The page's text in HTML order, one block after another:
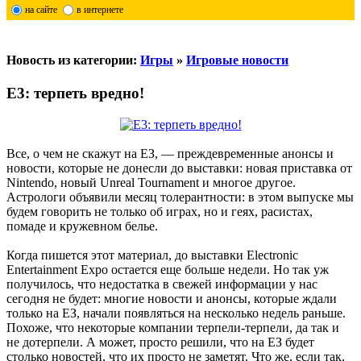
на сайте в интернете
Новость из категории: Игры » Игровые новости
E3: терпеть вредно!
Все, о чем не скажут на ЕЗ, — преждевременные анонсы и
новости, которые не донесли до выставки: новая приставка от
Nintendo, новый Unreal Tournament и многое другое.
Астрологи объявили месяц толерантности: в этом выпуске мы
будем говорить не только об играх, но и геях, расистах,
помаде и кружевном белье.
Когда пишется этот материал, до выставки Electronic
Entertainment Expo остается еще больше недели. Но так уж
получилось, что недостатка в свежей информации у нас
сегодня не будет: многие новости и анонсы, которые ждали
только на ЕЗ, начали появляться на несколько недель раньше.
Похоже, что некоторые компании терпели-терпели, да так и
не дотерпели. А может, просто решили, что на ЕЗ будет
столько новостей, что их просто не заметят. Что же, если так,